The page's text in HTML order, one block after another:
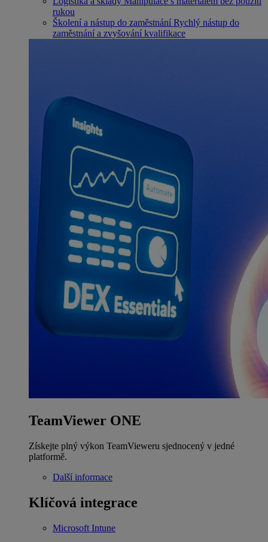
rukou
Školení a nástup do zaměstnání Rychlý nástup do
zaměstnání a zvyšování kvalifikace
TeamViewer ONE
Získejte plný výkon TeamVieweru sjednocený v jedné
platformě.
Další informace
Klíčová integrace
Microsoft Intune